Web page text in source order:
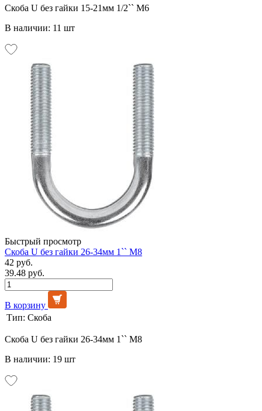
Скоба U без гайки 15-21мм 1/2`` М6
В наличии: 11 шт
Быстрый просмотр
Скоба U без гайки 26-34мм 1`` М8
42 руб.
39.48 руб.
В корзину
Тип: Скоба
Скоба U без гайки 26-34мм 1`` М8
В наличии: 19 шт